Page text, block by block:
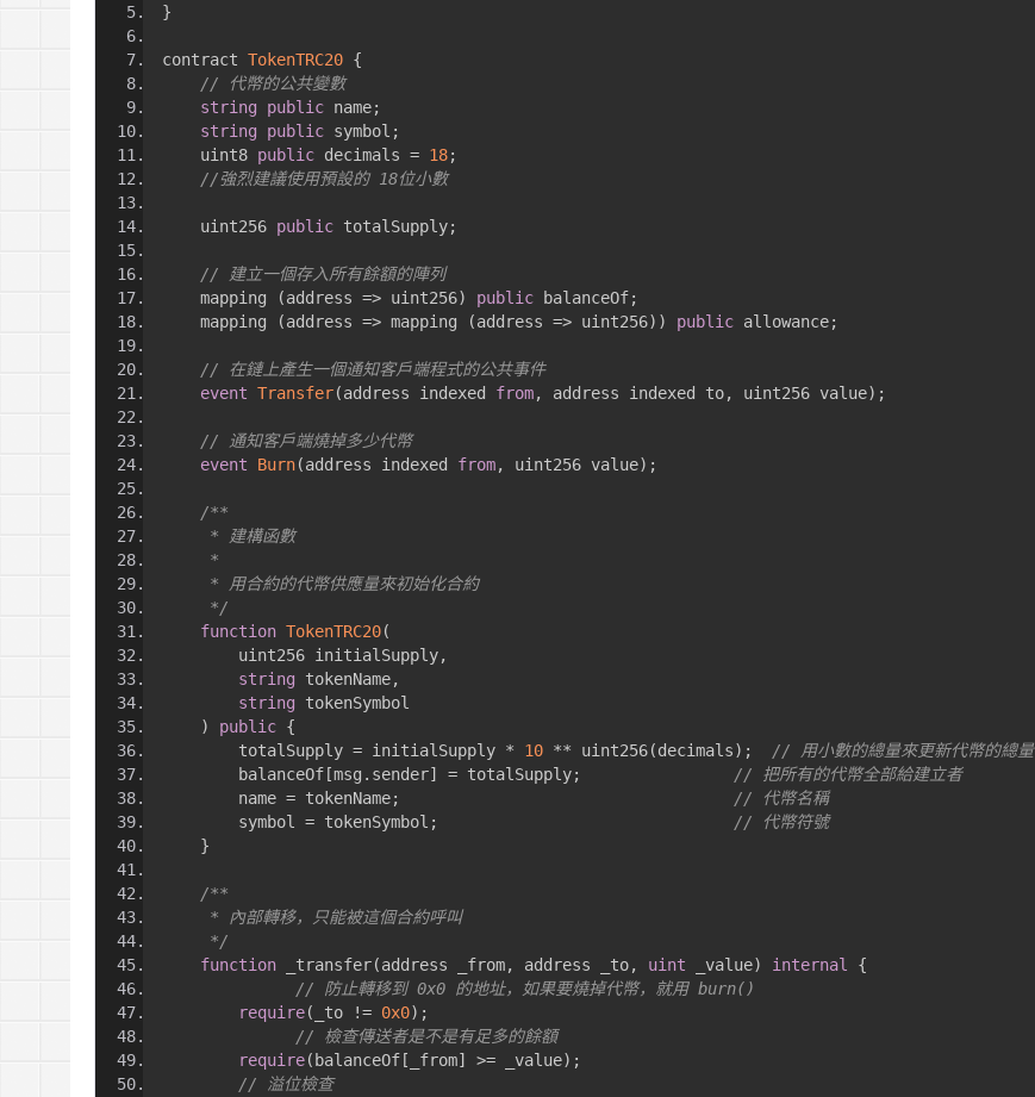
Google 如何進行 Code Review – 3
https://tachingchen.com/tw/blog/how-to-do-a-code-review-by-google-3/
Google 如何進行 Code Review – 2
https://tachingchen.com/tw/blog/how-to-do-a-code-review-by-google-2/
Google 如何進行 Code Review – 1
https://tachingchen.com/tw/blog/how-to-do-a-code-review-by-google-1/
}
contract TokenTRC20 {
// 代幣的公共變數
string
public name;
string
public symbol ;
    uint8
public decimals = 18;
//強烈建議使用預設的 18位小數
    uint256
public totalSupply;
// 建立一個存入所有餘額的陣列
    mapping
(address => uint256) public balanceOf;
    mapping
(address => mapping (address => uint256)) public allowance;
// 在鏈上產生一個通知客戶端程式的公共事件
event Transfer(address indexed from, address indexed to, uint256 value);
// 通知客戶端燒掉多少代幣
event
Burn(address indexed from, uint256 value);
/**
     * 建構函數
     *
     * 用合約的代幣供應量來初始化合約
     */
function TokenTRC20(
        uint256 initialSupply
,
string tokenName,
string tokenSymbol
)
public {
        totalSupply
= initialSupply * 10 ** uint256(decimals);
// 用小數的總量來更新代幣的總量
        balanceOf
[msg . sender] = totalSupply;
// 把所有的代幣全部給建立者
        name
= tokenName;
// 代幣名稱
        symbol
= tokenSymbol ;
// 代幣符號
}
/**
     * 內部轉移，只能被這個合約呼叫
     */
function _transfer(address _from, address _to, uint _value) internal
{
// 防止轉移到 0x0 的地址，如果要燒掉代幣，就用 burn()
require( _to != 0x0);
// 檢查傳送者是不是有足多的餘額
require( balanceOf [ _from] >= _value);
// 溢位檢查